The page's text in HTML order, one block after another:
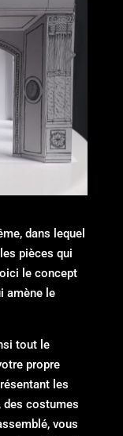
dans lequel
pièces qui
le concept
amène le
tout le
propre
les
des costumes
vous